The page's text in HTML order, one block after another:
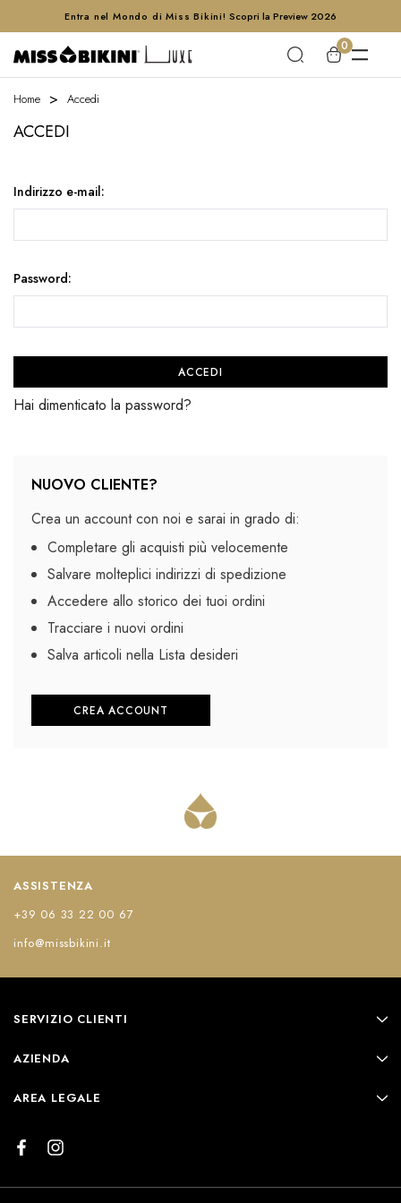
Entra nel Mondo di Miss Bikini! Scopri la Preview 2026
0
Home Accedi
ACCEDI
Indirizzo e-mail:
Password:
Hai dimenticato la password?
NUOVO CLIENTE?
Crea un account con noi e sarai in grado di:
Completare gli acquisti più velocemente
Salvare molteplici indirizzi di spedizione
Accedere allo storico dei tuoi ordini
Tracciare i nuovi ordini
Salva articoli nella Lista desideri
CREA ACCOUNT
ASSISTENZA
+39 06 33 22 00 67
info@missbikini.it
SERVIZIO CLIENTI
AZIENDA
AREA LEGALE